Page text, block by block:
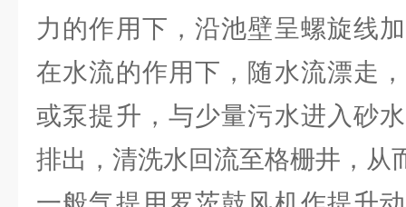
力的作用下，沿池壁呈螺旋线
在水流的作用下，随水流漂走
或泵提升，与少量污水进入砂
排出，清洗水回流至格栅井，从